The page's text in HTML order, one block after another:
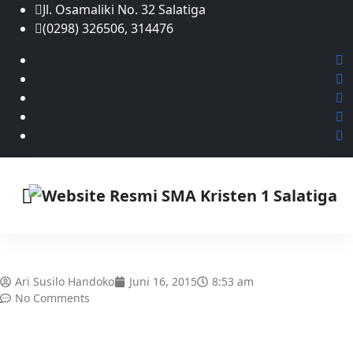
Jl. Osamaliki No. 32 Salatiga
(0298) 326506, 314476
Ari Susilo Handoko Juni 16, 2015
8:53 am
No Comments